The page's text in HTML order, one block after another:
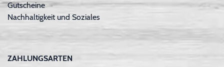
Gutscheine
Nachhaltigkeit und Soziales
ZAHLUNGSARTEN